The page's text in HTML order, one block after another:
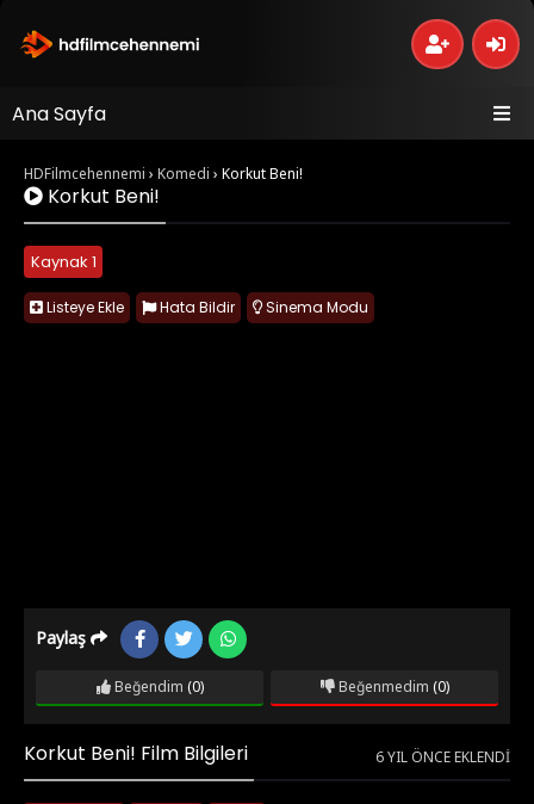
Ana Sayfa
HDFilmcehennemi › Komedi › Korkut Beni!
Korkut Beni!
Kaynak 1
Listeye Ekle Hata Bildir Sinema Modu
Paylaş
Beğendim (0) Beğenmedim (0)
Korkut Beni! Film Bilgileri 6 YIL ÖNCE EKLENDI